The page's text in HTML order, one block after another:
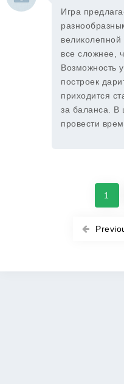
Игра
великолепной
все сложнее,
Возможность
построек
приходится
за баланса. В
провести
1